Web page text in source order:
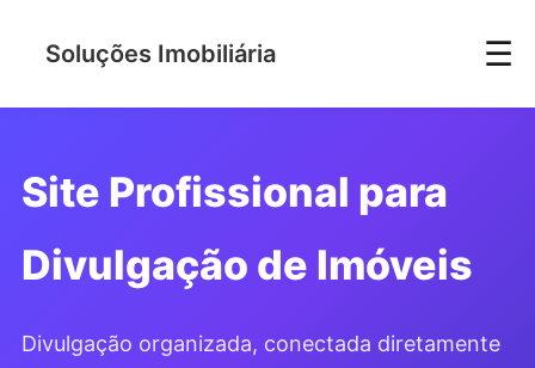
Soluções Imobiliária ☰
Site Profissional para
Divulgação de Imóveis
Divulgação organizada, conectada diretamente